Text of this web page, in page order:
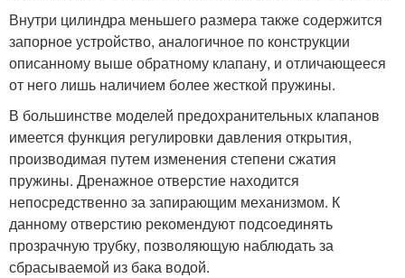
Внутри цилиндра меньшего размера также содержится
запорное устройство, аналогичное по конструкции
описанному выше обратному клапану, и отличающееся
от него лишь наличием более жесткой пружины.
В большинстве моделей предохранительных клапанов
имеется функция регулировки давления открытия,
производимая путем изменения степени сжатия
пружины. Дренажное отверстие находится
непосредственно за запирающим механизмом. К
данному отверстию рекомендуют подсоединять
прозрачную трубку, позволяющую наблюдать за
сбрасываемой из бака водой.